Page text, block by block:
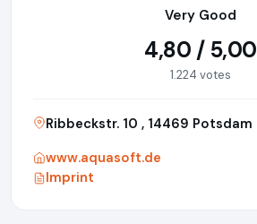
Very Good
4,80 / 5,00
1.224 votes
Ribbeckstr. 10 , 14469 Potsdam
www.aquasoft.de
Imprint